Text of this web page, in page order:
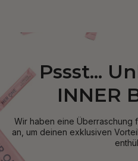
Pssst...
INNER
Wir haben eine Überraschung
an, um deinen exklusiven